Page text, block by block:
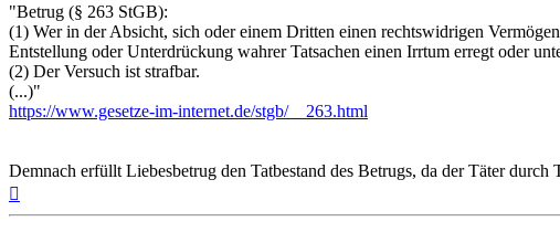
"Betrug (§ 263 StGB):
(1) Wer in der Absicht, sich oder einem Dritten einen rechtswidrigen
Entstellung oder Unterdrückung wahrer Tatsachen einen Irrtum erregt oder
(2) Der Versuch ist strafbar.
(...)"
https://www.gesetze-im-internet.de/stgb/__263.html
Demnach erfüllt Liebesbetrug den Tatbestand des Betrugs, da der Täter